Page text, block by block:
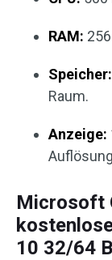
RAM:
Speicher:
Raum.
Anzeige:
Microsoft
10 32/64